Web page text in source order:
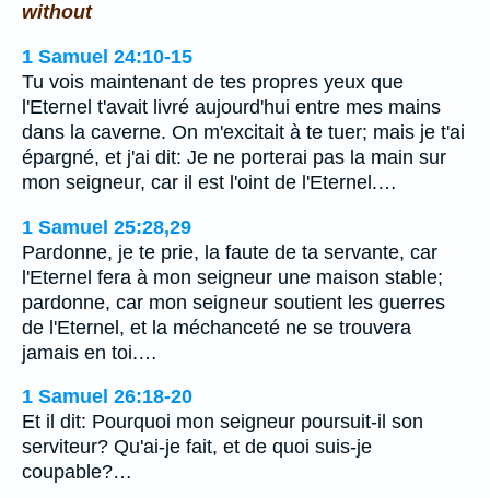
without
1 Samuel 24:10-15
Tu vois maintenant de tes propres yeux que
l'Eternel t'avait livré aujourd'hui entre mes mains
dans la caverne. On m'excitait à te tuer; mais je t'ai
épargné, et j'ai dit: Je ne porterai pas la main sur
mon seigneur, car il est l'oint de l'Eternel.…
1 Samuel 25:28,29
Pardonne, je te prie, la faute de ta servante, car
l'Eternel fera à mon seigneur une maison stable;
pardonne, car mon seigneur soutient les guerres
de l'Eternel, et la méchanceté ne se trouvera
jamais en toi.…
1 Samuel 26:18-20
Et il dit: Pourquoi mon seigneur poursuit-il son
serviteur? Qu'ai-je fait, et de quoi suis-je
coupable?…